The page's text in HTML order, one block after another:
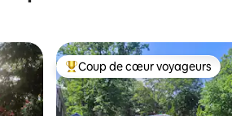
appréciés Coups de cœur voyageurs les
Coup de cœur voyageurs